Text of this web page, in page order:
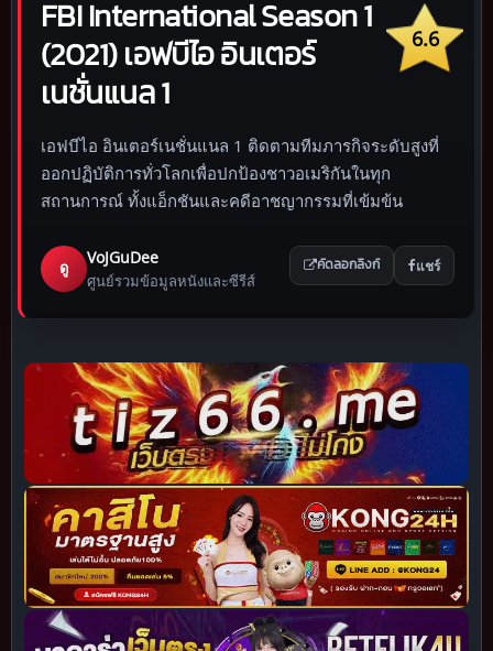
6.6
FBI International Season 1
(2021) เอฟบีไอ อินเตอร์
เนชั่นแนล 1
เอฟบีไอ อินเตอร์เนชั่นแนล 1 ติดตามทีมภารกิจระดับสูงที่
ออกปฏิบัติการทั่วโลกเพื่อปกป้องชาวอเมริกันในทุก
สถานการณ์ ทั้งแอ็กชันและคดีอาชญากรรมที่เข้มข้น
ดู
VoJGuDee
ศูนย์รวมข้อมูลหนังและซีรีส์
คัดลอกลิงก์ แชร์